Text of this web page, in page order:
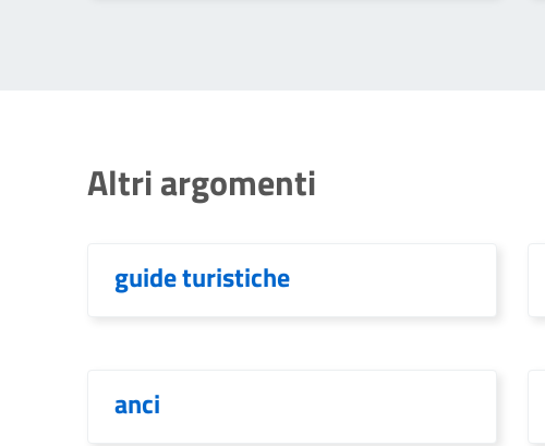
Altri argomenti
guide turistiche
anci